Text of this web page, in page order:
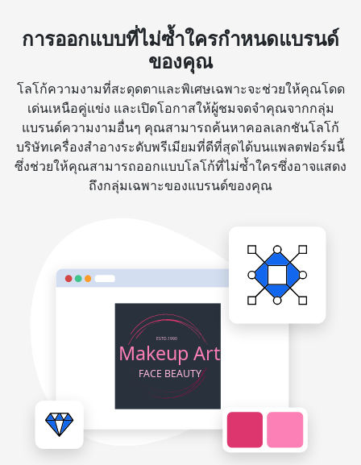
การออกแบบที่ไม่ซ้ำใครกำหนดแบรนด์
ของคุณ
โลโก้ความงามที่สะดุดตาและพิเศษเฉพาะจะช่วยให้คุณโดด
เด่นเหนือคู่แข่ง และเปิดโอกาสให้ผู้ชมจดจำคุณจากกลุ่ม
แบรนด์ความงามอื่นๆ คุณสามารถค้นหาคอลเลกชันโลโก้
บริษัทเครื่องสำอางระดับพรีเมียมที่ดีที่สุดได้บนแพลตฟอร์มนี้
ซึ่งช่วยให้คุณสามารถออกแบบโลโก้ที่ไม่ซ้ำใครซึ่งอาจแสดง
ถึงกลุ่มเฉพาะของแบรนด์ของคุณ